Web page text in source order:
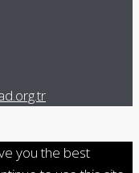
you the best